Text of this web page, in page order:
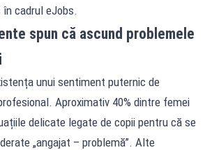
cadrul eJobs.
spun că ascund problemele
unui sentiment puternic de
Aproximativ 40% dintre femei
delicate legate de copii pentru că se
„angajat – problemă”. Alte